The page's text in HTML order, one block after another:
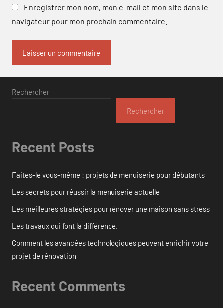
Enregistrer mon nom, mon e-mail et mon site dans le
navigateur pour mon prochain commentaire.
Rechercher
Rechercher
Recent Posts
Faites-le vous-même : projets de menuiserie pour débutants
Les secrets pour réussir la menuiserie actuelle
Les meilleures stratégies pour rénover une maison sans stress
Les travaux qui font la différence.
Comment les avancées technologiques peuvent enrichir votre
projet de rénovation
Recent Comments